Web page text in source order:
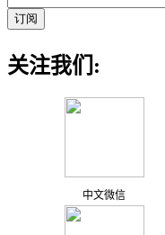
关注我们:
中文微信